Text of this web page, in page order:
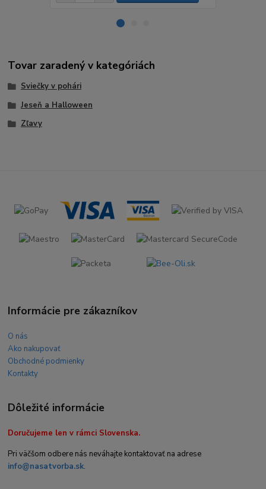
Tovar zaradený v kategóriách
Sviečky v pohári
Jeseň a Halloween
Zľavy
Informácie pre zákazníkov
O nás
Ako nakupovať
Obchodné podmienky
Kontakty
Dôležité informácie
Doručujeme len v rámci Slovenska.
Pri väčšom odbere nás neváhajte kontaktovať na adrese
info@nasatvorba.sk.